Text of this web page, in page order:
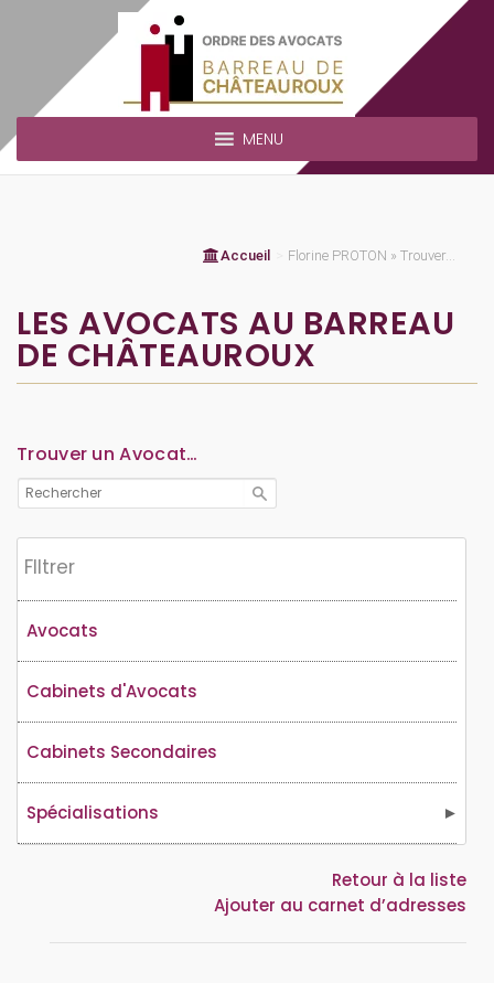
MENU
Accueil Florine PROTON » Trouver...
LES AVOCATS AU BARREAU
DE CHÂTEAUROUX
Trouver un Avocat…
Flltrer
Avocats
Cabinets d'Avocats
Cabinets Secondaires
Spécialisations
Retour à la liste
Ajouter au carnet d’adresses